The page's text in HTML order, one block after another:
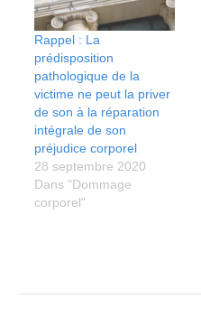
Rappel : La
prédisposition
pathologique de la
victime ne peut la priver
de son à la réparation
intégrale de son
préjudice corporel
28 septembre 2020
Dans "Dommage
corporel"